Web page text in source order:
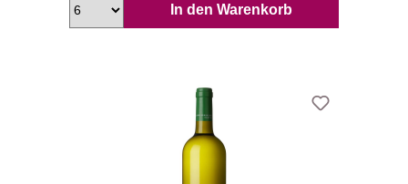
In den Warenkorb